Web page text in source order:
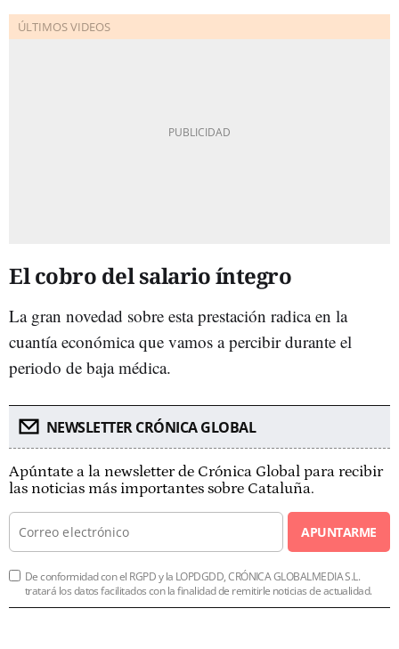
El cobro del salario íntegro
La gran novedad sobre esta prestación radica en la
cuantía económica que vamos a percibir durante el
periodo de baja médica.
NEWSLETTER CRÓNICA GLOBAL
Apúntate a la newsletter de Crónica Global para recibir
las noticias más importantes sobre Cataluña.
APUNTARME
De conformidad con el RGPD y la LOPDGDD, CRÓNICA GLOBALMEDIA S.L.
tratará los datos facilitados con la finalidad de remitirle noticias de actualidad.